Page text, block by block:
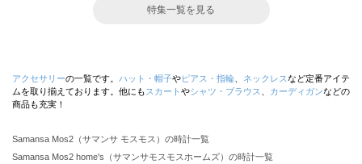
特集一覧を見る
アクセサリーの一覧です。 ハット・帽子やピアス・指輪 ネックレスなど定番アイテ
ムを取り揃えております。他にも スカート やシャツ・ブラウス カーディガンなどの
商品も充実！
Samansa Mos2（サマンサ モスモス）の時計一覧
Samansa Mos2 home's（サマンサモスモスホームズ）の時計一覧